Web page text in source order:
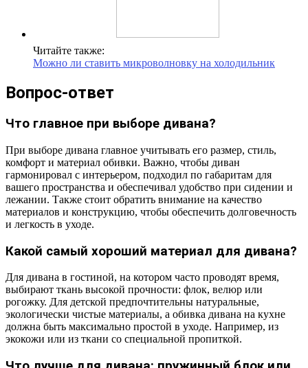
Читайте также:
Можно ли ставить микроволновку на холодильник
Вопрос-ответ
Что главное при выборе дивана?
При выборе дивана главное учитывать его размер, стиль,
комфорт и материал обивки. Важно, чтобы диван
гармонировал с интерьером, подходил по габаритам для
вашего пространства и обеспечивал удобство при сидении и
лежании. Также стоит обратить внимание на качество
материалов и конструкцию, чтобы обеспечить долговечность
и легкость в уходе.
Какой самый хороший материал для дивана?
Для дивана в гостиной, на котором часто проводят время,
выбирают ткань высокой прочности: флок, велюр или
рогожку. Для детской предпочтительны натуральные,
экологически чистые материалы, а обивка дивана на кухне
должна быть максимально простой в уходе. Например, из
экокожи или из ткани со специальной пропиткой.